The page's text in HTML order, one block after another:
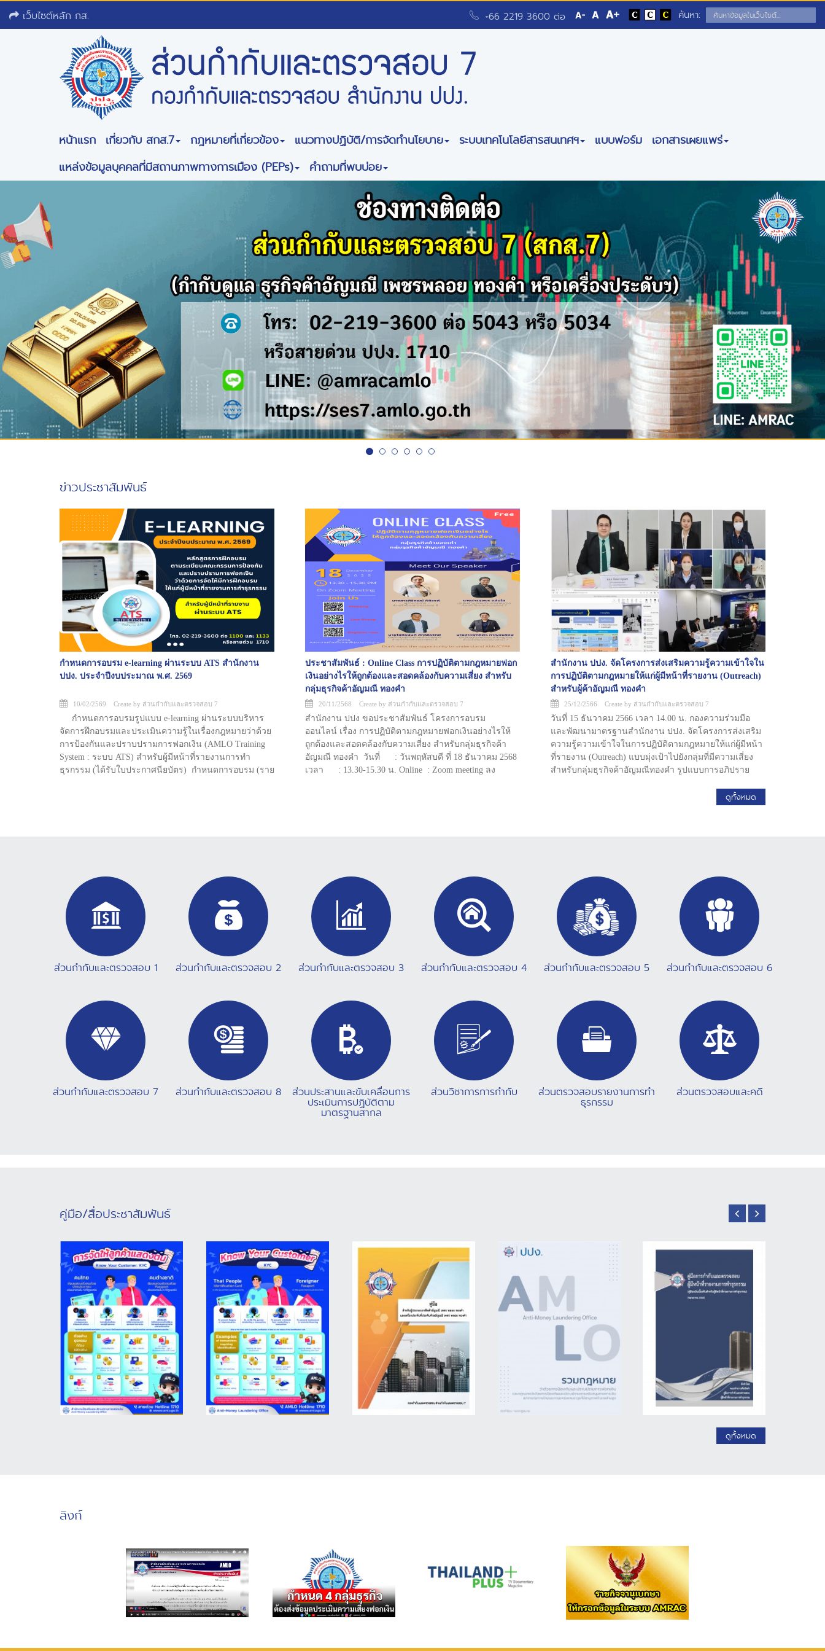
เว็บไซต์หลัก กส. ค้นหา:
+66 2219 3600 ต่อ
หน้าแรก เกี่ยวกับ สกส.7 กฎหมายที่เกี่ยวข้อง แนวทางปฏิบัติ/การจัดทำนโยบาย ระบบเทคโนโลยีสารสนเทศฯ แบบฟอร์ม
เอกสารเผยแพร่
แหล่งข้อมูลบุคคลที่มีสถานภาพทางการเมือง (PEPs)
คำถามที่พบบ่อย
ข่าวประชาสัมพันธ์
กำหนดการอบรม e-learning ผ่านระบบ ATS สำนักงาน
ปปง. ประจำปีงบประมาณ พ.ศ. 2569
10/02/2569 Create by ส่วนกำกับและตรวจสอบ 7
กำหนดการอบรมรูปแบบ e-learning ผ่านระบบบริหาร
จัดการฝึกอบรมและประเมินความรู้ในเรื่องกฎหมายว่าด้วย
การป้องกันและปราบปรามการฟอกเงิน (AMLO Training
System : ระบบ ATS) สำหรับผู้มีหน้าที่รายงานการทำ
ธุรกรรม (ได้รับใบประกาศนียบัตร) กำหนดการอบรม (ราย
ประเมินความรู้ (ตั้งแต่เวลา 13.30 น. เป็นต้นไป)
ดาวน์โหลดกำหนดการ รุ่นที่ 7 ประจำเดือน สิงหาคม
2569 (รุ่นที่ 8/2569) วันที่ 6 - 10 ส.ค. 69 เปิด
ลงทะเบียนผ่านระบบ ATS (ตั้งแต่เวลา 8.30 น. เป็นต้น
ไป) (จำกัด 400 ท่าน) วันที่ 11 - 16 ส.ค. 69
เข้ารับการฝึกอบรมรูปแบบ e-learning (จำนวน 6 ชั่วโมง)
วันที่ 17 - 20 ส.ค. 69 เปิดลงทะเบียนทดสอบ
ที่ 21 - 30 ส.ค. 69 เข้ารับการทดสอบประเมินความรู้
(ตั้งแต่เวลา 13.30 น. เป็นต้นไป) ดาวน์โหลด
กำหนดการ รุ่นที่ 8 โดยมีขั้นตอนการเข้าใช้งาน ดังนี้
1. สมัครใช้งาน
ได้ที่ https://ats.amlo.go.th/ats/login ตั้งแต่บัดนี้เป็นต้นไป
2. ลงทะเบียนขอรับการ
ฝึกฝึกอบรม (ตามกำหนดการเปิดอบรมประจำเดือน)
3. เข้ารับการฝึกอบรม 4. ประเมินความรู้
ประชาสัมพันธ์ : Online Class การปฏิบัติตามกฎหมายฟอก
เงินอย่างไรให้ถูกต้องและสอดคล้องกับความเสี่ยง สำหรับ
กลุ่มธุรกิจค้าอัญมณี ทองคำ
20/11/2568 Create by ส่วนกำกับและตรวจสอบ 7
สำนักงาน ปปง ขอประชาสัมพันธ์ โครงการอบรม
ออนไลน์ เรื่อง การปฏิบัติตามกฎหมายฟอกเงินอย่างไรให้
ถูกต้องและสอดคล้องกับความเสี่ยง สำหรับกลุ่มธุรกิจค้า
อัญมณี ทองคำ วันที่ : วันพฤหัสบดี ที่ 18 ธันวาคม 2568
เวลา : 13.30-15.30 น. Online : Zoom meeting ลง
สำนักงาน ปปง. จัดโครงการส่งเสริมความรู้ความเข้าใจใน
การปฏิบัติตามกฎหมายให้แก่ผู้มีหน้าที่รายงาน (Outreach)
สำหรับผู้ค้าอัญมณี ทองคำ
25/12/2566 Create by ส่วนกำกับและตรวจสอบ 7
วันที่ 15 ธันวาคม 2566 เวลา 14.00 น. กองความร่วมมือ
และพัฒนามาตรฐานสำนักงาน ปปง. จัดโครงการส่งเสริม
ความรู้ความเข้าใจในการปฏิบัติตามกฎหมายให้แก่ผู้มีหน้า
ที่รายงาน (Outreach) แบบมุ่งเป้าไปยังกลุ่มที่มีความเสี่ยง
สำหรับกลุ่มธุรกิจค้าอัญมณีทองคำ รูปแบบการอภิปราย
กำกับและตรวจสอบ 7 กองกำกับและตรวจสอบ ประกอบ
อภิปราย ในหัวข้อ "ปฏิบัติตามกฎหมายฟอกเงินอย่างไรให้
ถูกต้องและสอดคล้องกับความเสี่ยง" ซึ่งมีผู้มีหน้าที่รายงาน
กลุ่มธุรกิจค้าอัญมณี ทองคำ และข้าราชการสำนักงาน
ปปง. เข้าร่วมโครงการ รวมจำนวน 120 คน ทั้งนี้ โครงการ
ดังกล่าว เป็นการส่งเสริมความรู้ความเข้าใจในการปฏิบัติ
ตามกฎหมายให้กับผู้มีหน้าที่รายงาน สำหรับกลุ่มธุรกิจที่มี
ความเสี่ยง ตามรายงานการประเมินความเสี่ยง ด้านการ
ประเทศไทย (National Risk Assessment-NRA) ฉบับปรับปรุง
ครั้งที่ 3 เมื่อเดือนสิงหาคม 2565
ดูทั้งหมด
ส่วนกำกับและตรวจสอบ 1 ส่วนกำกับและตรวจสอบ 2 ส่วนกำกับและตรวจสอบ 3 ส่วนกำกับและตรวจสอบ 4 ส่วนกำกับและตรวจสอบ 5 ส่วนกำกับและตรวจสอบ 6
ส่วนกำกับและตรวจสอบ 7 ส่วนกำกับและตรวจสอบ 8 ส่วนประสานและขับเคลื่อนการ
ประเมินการปฏิบัติตาม
มาตรฐานสากล
ส่วนวิชาการการกำกับ ส่วนตรวจสอบรายงานการทำ
ธุรกรรม
ส่วนตรวจสอบและคดี
คู่มือ/สื่อประชาสัมพันธ์
ดูทั้งหมด
ลิงก์